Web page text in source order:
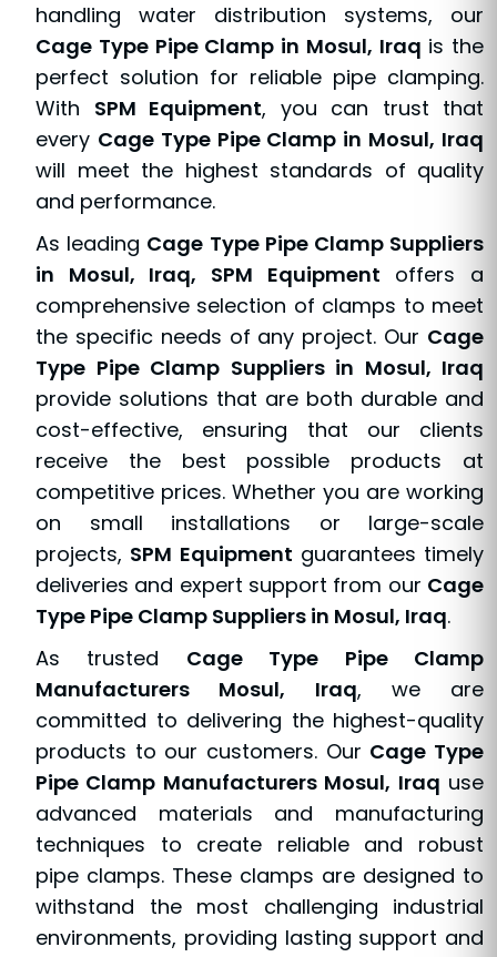
handling water distribution systems, our
Cage Type Pipe Clamp in Mosul, Iraq is the
perfect solution for reliable pipe clamping.
With SPM Equipment, you can trust that
every Cage Type Pipe Clamp in Mosul, Iraq
will meet the highest standards of quality
and performance.
As leading Cage Type Pipe Clamp Suppliers
in Mosul, Iraq, SPM Equipment offers a
comprehensive selection of clamps to meet
the specific needs of any project. Our Cage
Type Pipe Clamp Suppliers in Mosul, Iraq
provide solutions that are both durable and
cost-effective, ensuring that our clients
receive the best possible products at
competitive prices. Whether you are working
on small installations or large-scale
projects, SPM Equipment guarantees timely
deliveries and expert support from our Cage
Type Pipe Clamp Suppliers in Mosul, Iraq.
As trusted Cage Type Pipe Clamp
Manufacturers Mosul, Iraq, we are
committed to delivering the highest-quality
products to our customers. Our Cage Type
Pipe Clamp Manufacturers Mosul, Iraq use
advanced materials and manufacturing
techniques to create reliable and robust
pipe clamps. These clamps are designed to
withstand the most challenging industrial
environments, providing lasting support and